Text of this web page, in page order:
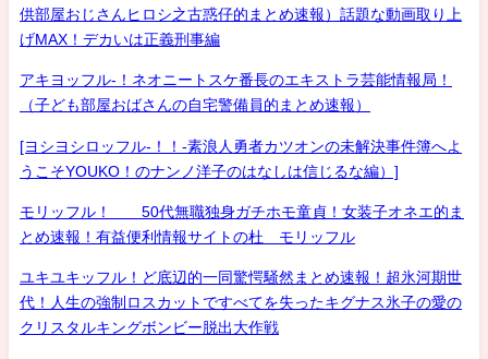
供部屋おじさんヒロシ之古惑仔的まとめ速報）話題な動画取り上
げMAX！デカいは正義刑事編
アキヨッフル-！ネオニートスケ番長のエキストラ芸能情報局！
（子ども部屋おばさんの自宅警備員的まとめ速報）
[ヨシヨシロッフル-！！-素浪人勇者カツオンの未解決事件簿へよ
うこそYOUKO！のナンノ洋子のはなしは信じるな編）]
モリッフル！ 50代無職独身ガチホモ童貞！女装子オネエ的ま
とめ速報！有益便利情報サイトの杜 モリッフル
ユキユキッフル！ど底辺的一同驚愕騒然まとめ速報！超氷河期世
代！人生の強制ロスカットですべてを失ったキグナス氷子の愛の
クリスタルキングボンビー脱出大作戦